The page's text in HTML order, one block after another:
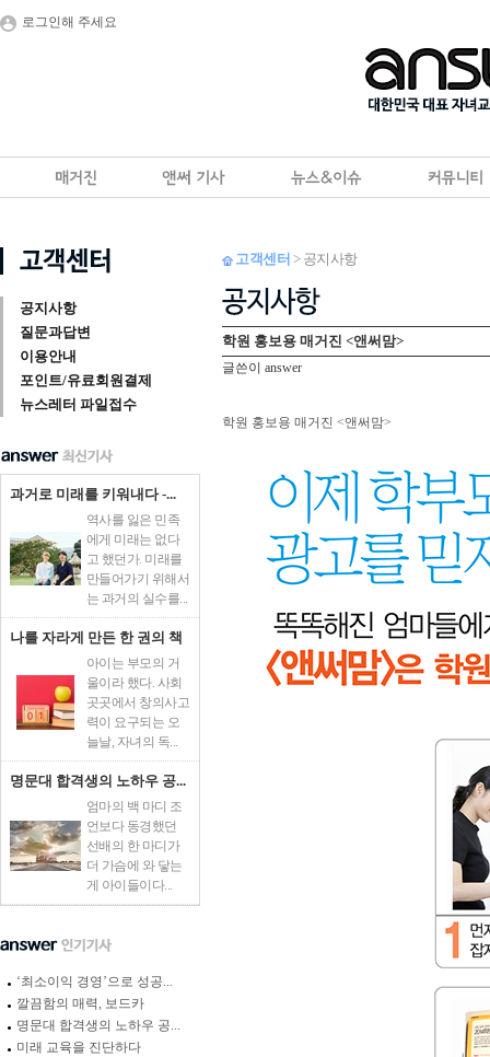
로그인해 주세요
공지사항
질문과답변
이용안내
포인트/유료회원결제
뉴스레터 파일접수
과거로 미래를 키워내다 -...
역사를 잃은 민족
에게 미래는 없다
고 했던가. 미래를
만들어가기 위해서
는 과거의 실수를...
나를 자라게 만든 한 권의 책
아이는 부모의 거
울이라 했다. 사회
곳곳에서 창의사고
력이 요구되는 오
늘날, 자녀의 독...
명문대 합격생의 노하우 공...
엄마의 백 마디 조
언보다 동경했던
선배의 한 마디가
더 가슴에 와 닿는
게 아이들이다...
‘최소이익 경영’으로 성공...
깔끔함의 매력, 보드카
명문대 합격생의 노하우 공...
미래 교육을 진단하다
고객센터 > 공지사항
학원 홍보용 매거진 <앤써맘>
글쓴이 answer
학원 홍보용 매거진 <앤써맘>